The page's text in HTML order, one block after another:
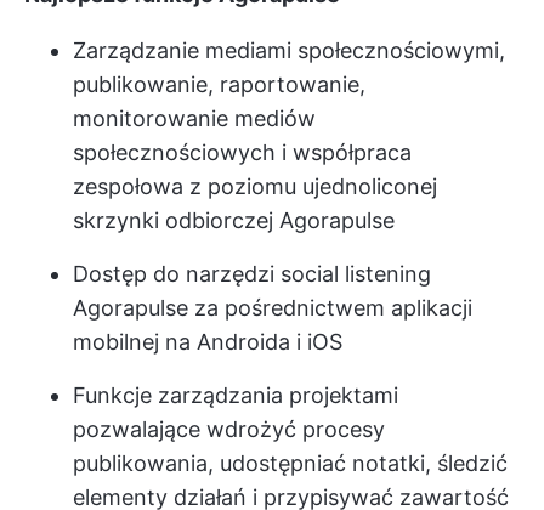
Zarządzanie mediami społecznościowymi,
publikowanie, raportowanie,
monitorowanie mediów
społecznościowych i współpraca
zespołowa z poziomu ujednoliconej
skrzynki odbiorczej Agorapulse
Dostęp do narzędzi social listening
Agorapulse za pośrednictwem aplikacji
mobilnej na Androida i iOS
Funkcje zarządzania projektami
pozwalające wdrożyć procesy
publikowania, udostępniać notatki, śledzić
elementy działań i przypisywać zawartość